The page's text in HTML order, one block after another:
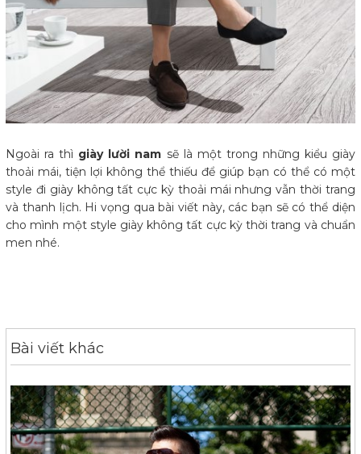
Ngoài ra thì giày lười nam sẽ là một trong những kiểu giày
thoải mái, tiện lợi không thể thiếu để giúp bạn có thể có một
style đi giày không tất cực kỳ thoải mái nhưng vẫn thời trang
và thanh lịch. Hi vọng qua bài viết này, các bạn sẽ có thể diện
cho mình một style giày không tất cực kỳ thời trang và chuẩn
men nhé.
Bài viết khác